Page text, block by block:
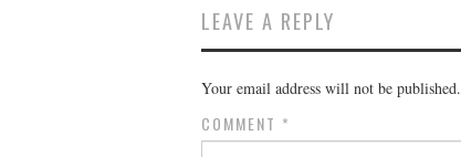
LEAVE A REPLY
Your email address will not be published.
COMMENT *